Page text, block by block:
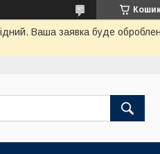
Кошик
Ваша заявка буде